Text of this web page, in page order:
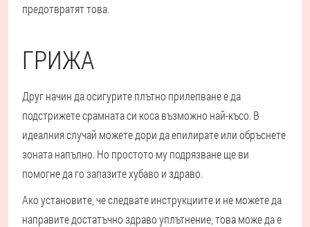
предотвратят това.
ГРИЖА
Друг начин да осигурите плътно прилепване е да
подстрижете срамната си коса възможно най-късо. В
идеалния случай можете дори да епилирате или обръснете
зоната напълно. Но простото му подрязване ще ви
помогне да го запазите хубаво и здраво.
Ако установите, че следвате инструкциите и не можете да
направите достатъчно здраво уплътнение, това може да е